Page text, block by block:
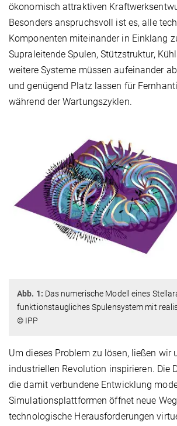
ökonomisch attraktiven
Besonders anspruchsvoll ist es, alle
Komponenten miteinander in Einklang
Supraleitende Spulen, Stützstruktur,
weitere Systeme müssen aufeinander
und genügend Platz lassen für
während der Wartungszyklen.
Abb. 1: Das numerische Modell eines
funktionstaugliches Spulensystem mit
© IPP
Um dieses Problem zu lösen, ließen wir
industriellen Revolution inspirieren. Die
die damit verbundene Entwicklung
Simulationsplattformen öffnet neue
technologische Herausforderungen